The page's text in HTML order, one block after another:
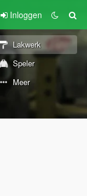
Inloggen
Lakwerk
Speler
Meer